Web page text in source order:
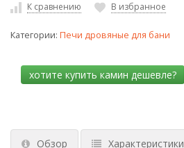
К сравнению В избранное
Категории: Печи дровяные для бани
Обзор Характеристики